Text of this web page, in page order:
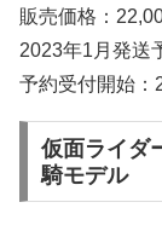
販売価格：
2023年1月発送
予約受付開始：
仮面ライ
騎モデル